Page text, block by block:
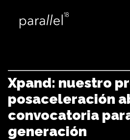
Xpand: nuestro
posaceleración
convocatoria
generación